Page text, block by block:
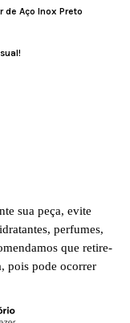
de Aço Inox Preto
sua peça, evite
perfumes,
que retire-
pois pode ocorrer